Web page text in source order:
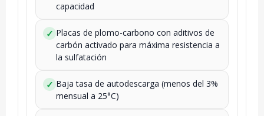
capacidad
✓ Placas de plomo-carbono con aditivos de
carbón activado para máxima resistencia a
la sulfatación
✓ Baja tasa de autodescarga (menos del 3%
mensual a 25°C)